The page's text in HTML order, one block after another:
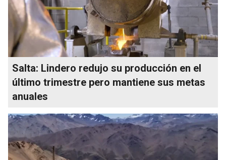
Salta: Lindero redujo su producción en el
último trimestre pero mantiene sus metas
anuales